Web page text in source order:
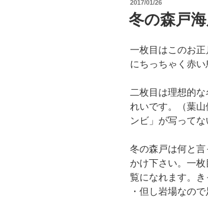
投
稿
日:
2017/01/26
冬の森戸
一枚目はこのお
にちっちゃく赤
二枚目は理想的
れいです。（葉
ンビ」が写ってな
冬の森戸は何と
かけ下さい。一
覧になれます。き
・但し岩場なの